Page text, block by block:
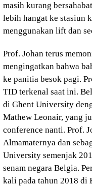
masih kurang
lebih hangat ke stasiun
menggunakan lift dan
Prof. Johan terus
mengingatkan bahwa
ke panitia besok pagi.
TID terkenal saat ini.
di Ghent University
Mathew Leonair, yang
conference nanti. Prof.
Almamaternya dan
University semenjak
senam negara Belgia.
kali pada tahun 2018 di